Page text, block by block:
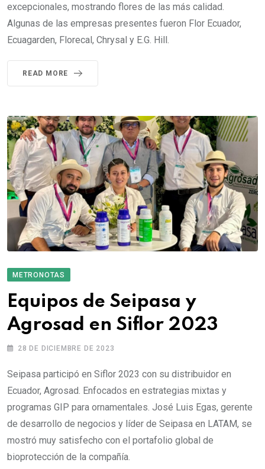
excepcionales, mostrando flores de las más calidad.
Algunas de las empresas presentes fueron Flor Ecuador,
Ecuagarden, Florecal, Chrysal y E.G. Hill.
READ MORE
METRONOTAS
Equipos de Seipasa y
Agrosad en Siflor 2023
28 DE DICIEMBRE DE 2023
Seipasa participó en Siflor 2023 con su distribuidor en
Ecuador, Agrosad. Enfocados en estrategias mixtas y
programas GIP para ornamentales. José Luis Egas, gerente
de desarrollo de negocios y líder de Seipasa en LATAM, se
mostró muy satisfecho con el portafolio global de
bioprotección de la compañía.